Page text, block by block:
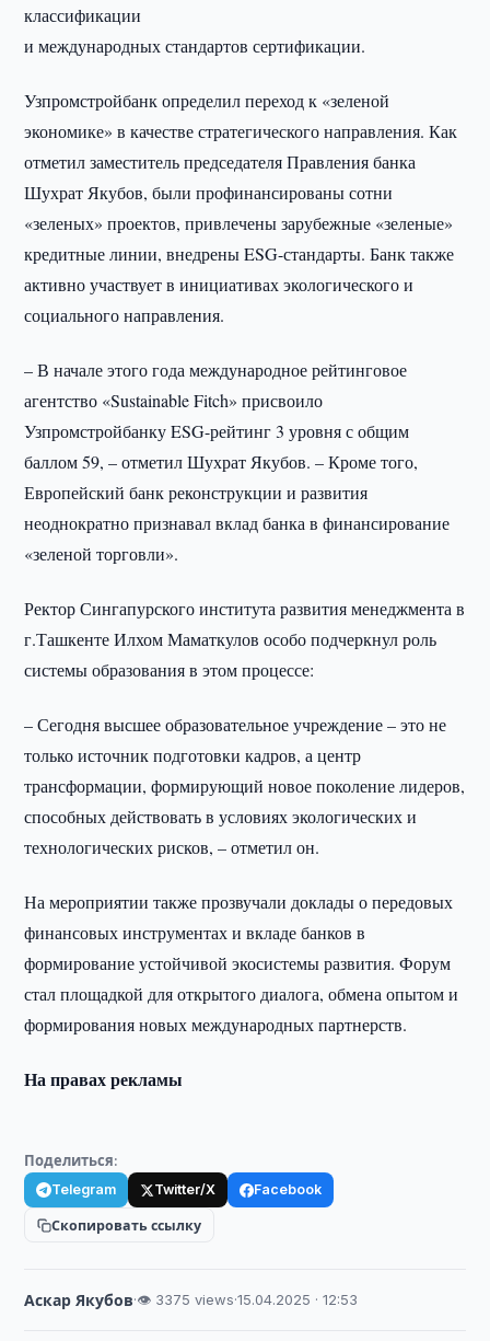
классификации
и международных стандартов сертификации.
Узпромстройбанк определил переход к «зеленой
экономике» в качестве стратегического направления. Как
отметил заместитель председателя Правления банка
Шухрат Якубов, были профинансированы сотни
«зеленых» проектов, привлечены зарубежные «зеленые»
кредитные линии, внедрены ESG-стандарты. Банк также
активно участвует в инициативах экологического и
социального направления.
– В начале этого года международное рейтинговое
агентство «Sustainable Fitch» присвоило
Узпромстройбанку ESG-рейтинг 3 уровня с общим
баллом 59, – отметил Шухрат Якубов. – Кроме того,
Европейский банк реконструкции и развития
неоднократно признавал вклад банка в финансирование
«зеленой торговли».
Ректор Сингапурского института развития менеджмента в
г.Ташкенте Илхом Маматкулов особо подчеркнул роль
системы образования в этом процессе:
– Сегодня высшее образовательное учреждение – это не
только источник подготовки кадров, а центр
трансформации, формирующий новое поколение лидеров,
способных действовать в условиях экологических и
технологических рисков, – отметил он.
На мероприятии также прозвучали доклады о передовых
финансовых инструментах и вкладе банков в
формирование устойчивой экосистемы развития. Форум
стал площадкой для открытого диалога, обмена опытом и
формирования новых международных партнерств.
На правах рекламы
Поделиться:
Telegram Twitter/X Facebook
Скопировать ссылку
Аскар Якубов·👁 3375 views·15.04.2025 · 12:53